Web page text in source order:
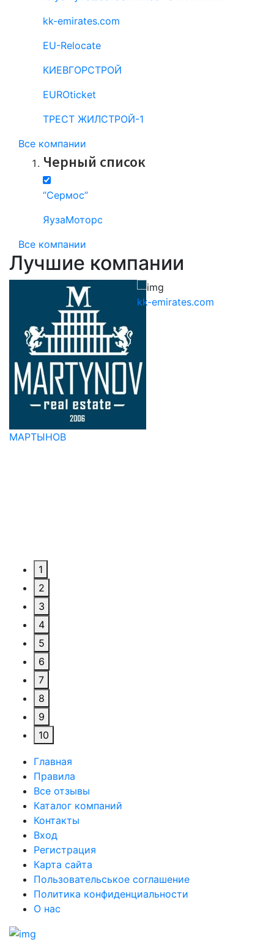
kk-emirates.com
EU-Relocate
КИЕВГОРСТРОЙ
EUROticket
ТРЕСТ ЖИЛСТРОЙ-1
Все компании
Черный список
“Сермос”
ЯузаМоторс
Все компании
Лучшие компании
МАРТЫНОВ
kk-emirates.com
1
2
3
4
5
6
7
8
9
10
Главная
Правила
Все отзывы
Каталог компаний
Контакты
Вход
Регистрация
Карта сайта
Пользовательськое соглашение
Политика конфиденциальности
О нас